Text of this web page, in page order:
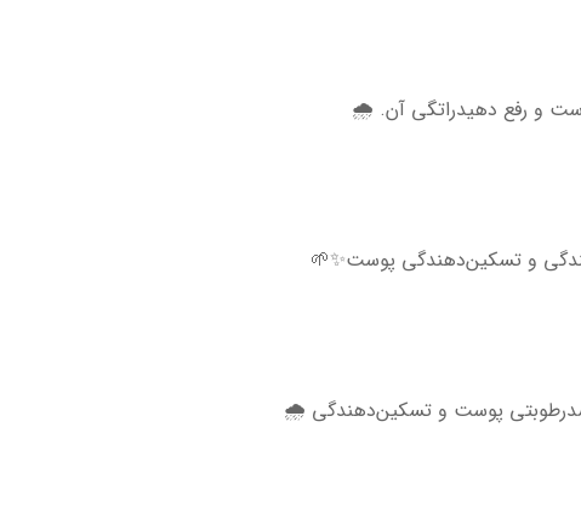
و رفع دهیدراتگی آن. 🌧
و تسکین‌دهندگی پوست✨🌱
سدرطوبتی پوست و تسکین‌دهندگی 🌧️